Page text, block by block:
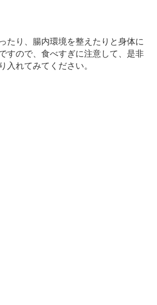
たり、腸内環境を整えたりと身体に
すので、食べすぎに注意して、是非
入れてみてください。